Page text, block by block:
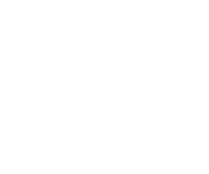
for/bag